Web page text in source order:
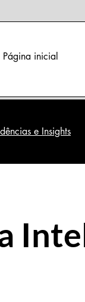
Página inicial
e Insights